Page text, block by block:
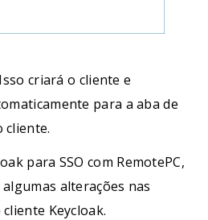
criará o cliente e
para a aba de
cliente.
para SSO com RemotePC,
alterações nas
Keycloak.